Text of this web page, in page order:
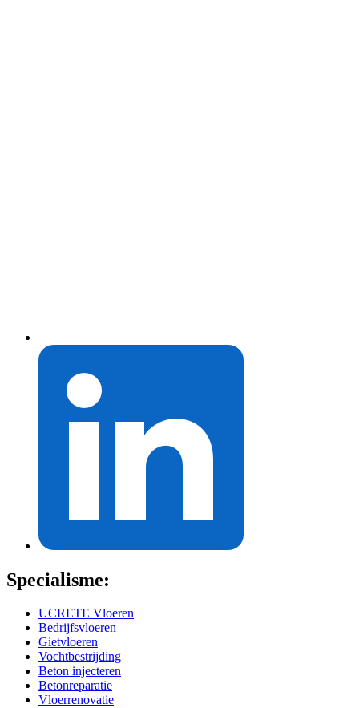
Specialisme:
UCRETE Vloeren
Bedrijfsvloeren
Gietvloeren
Vochtbestrijding
Beton injecteren
Betonreparatie
Vloerrenovatie